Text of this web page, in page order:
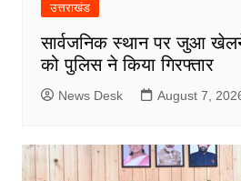
उत्तराखंड
सार्वजनिक स्थान पर जुआ
को पुलिस ने किया गिरफ्तार
News Desk August 7,